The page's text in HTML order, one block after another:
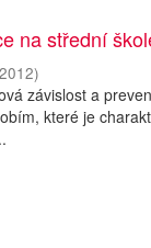
na střední
2012)
závislost a
které je